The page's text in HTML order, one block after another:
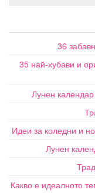
36
35 най-хубави и
Лунен
Идеи за коледни и
Лунен
Какво е идеалното